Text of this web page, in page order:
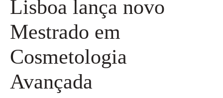
Lisboa lança novo
Mestrado em
Cosmetologia
Avançada